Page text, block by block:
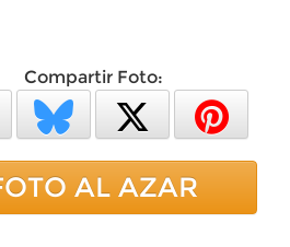
Compartir Foto:
AL AZAR